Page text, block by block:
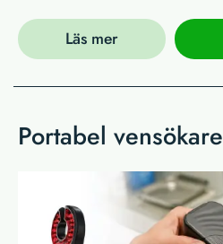
Läs mer
Portabel vensökare